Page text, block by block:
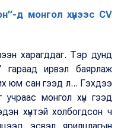
д монгол хүнээс CV
харагддаг. Тэр дунд
гараад ирвэл баярлаж
юм сан гээд л... Гэхдээ
учраас монгол хүн гээд
хүнтэй холбогдсон ч